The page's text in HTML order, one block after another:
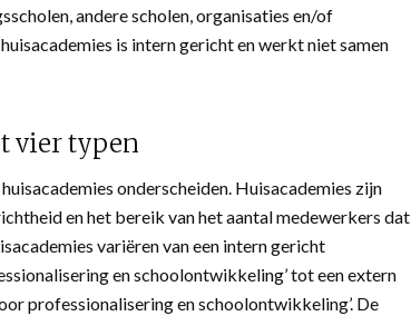
andere scholen, organisaties en/of
is intern gericht en werkt niet samen
vier typen
onderscheiden. Huisacademies zijn
en het bereik van het aantal medewerkers dat
variëren van een intern gericht
en schoolontwikkeling’ tot een extern
professionalisering en schoolontwikkeling’. De